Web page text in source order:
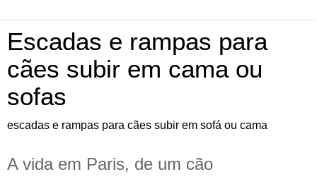
Escadas e rampas para
cães subir em cama ou
sofas
escadas e rampas para cães subir em sofá ou cama
A vida em Paris, de um cão